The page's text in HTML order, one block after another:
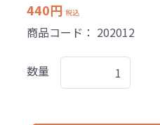
440円 税込
商品コード： 202012
数量